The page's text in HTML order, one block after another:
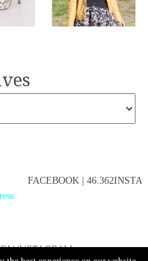
FACEBOOK |
INSTAGRAM